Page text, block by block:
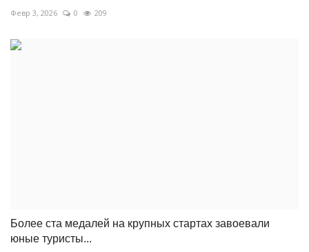
Февр 3, 2026 0 209
Более ста медалей на крупных стартах завоевали
юные туристы...